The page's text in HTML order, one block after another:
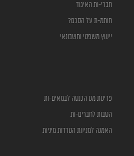
חברי-ות האיגוד
חותמ-ת על הסכם?
ייעוץ משפטי וחשבונאי
פריסת מס הכנסה לבמאים-ות
הטבות לחברים-ות
האמנה למניעת הטרדות מיניות